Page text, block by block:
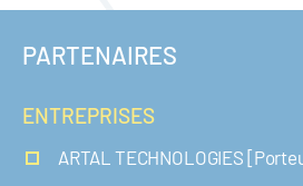
PARTENAIRES
ENTREPRISES
ARTAL TECHNOLOGIES